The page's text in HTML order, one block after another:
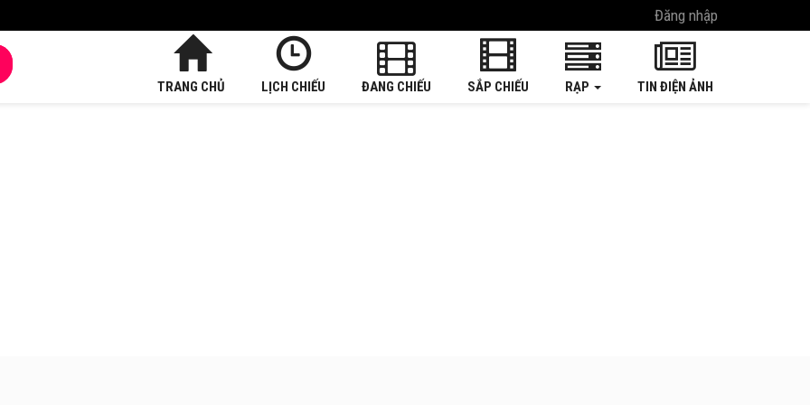
Đăng nhập
TRANG CHỦ LỊCH CHIẾU ĐANG CHIẾU SẮP CHIẾU RẠP TIN ĐIỆN ẢNH